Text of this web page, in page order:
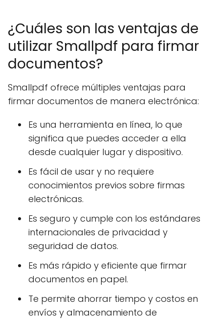
¿Cuáles son las ventajas de
utilizar Smallpdf para firmar
documentos?
Smallpdf ofrece múltiples ventajas para
firmar documentos de manera electrónica:
Es una herramienta en línea, lo que
significa que puedes acceder a ella
desde cualquier lugar y dispositivo.
Es fácil de usar y no requiere
conocimientos previos sobre firmas
electrónicas.
Es seguro y cumple con los estándares
internacionales de privacidad y
seguridad de datos.
Es más rápido y eficiente que firmar
documentos en papel.
Te permite ahorrar tiempo y costos en
envíos y almacenamiento de